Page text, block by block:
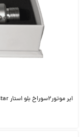
ایر موتور۲سوراخ بلو استار BlueStar